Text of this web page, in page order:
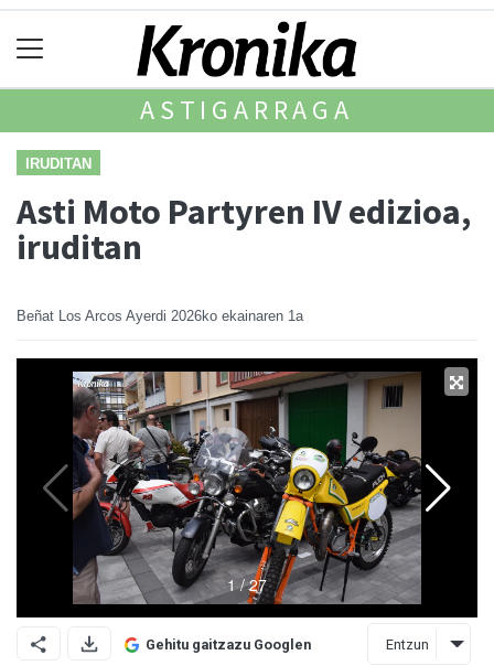
ASTIGARRAGA
IRUDITAN
Asti Moto Partyren IV edizioa,
iruditan
Beñat Los Arcos Ayerdi 2026ko ekainaren 1a
Gehitu gaitzazu Googlen Entzun